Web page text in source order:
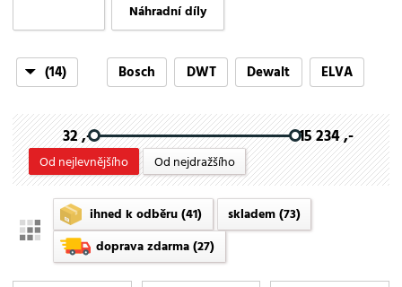
Náhradní díly
(14) Bosch DWT Dewalt
ELVA
HiKOKI
Hitachi Makita
Metabo
Milwaukee
Ryobi Scheppach
32 ,- 15 234 ,-
Od nejlevnějšího Od nejdražšího
ihned k odběru(41) skladem(73)
doprava zdarma(27)